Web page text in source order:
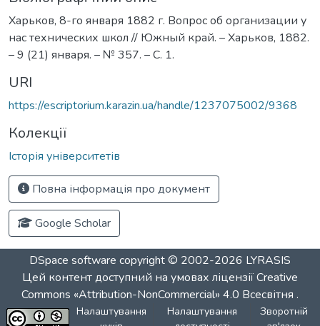
Харьков, 8-го января 1882 г. Вопрос об организации у
нас технических школ // Южный край. – Харьков, 1882.
– 9 (21) января. – № 357. – С. 1.
URI
https://escriptorium.karazin.ua/handle/1237075002/9368
Колекції
Історія університетів
Повна інформація про документ
Google Scholar
DSpace software copyright © 2002-2026 LYRASIS
Цей контент доступний на умовах ліцензіїCreative
Commons «Attribution-NonCommercial» 4.0 Всесвітня .
Налаштування
Налаштування
Зворотній